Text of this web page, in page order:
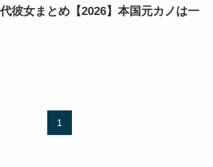
彼女まとめ【2026】本国元カノは一
1